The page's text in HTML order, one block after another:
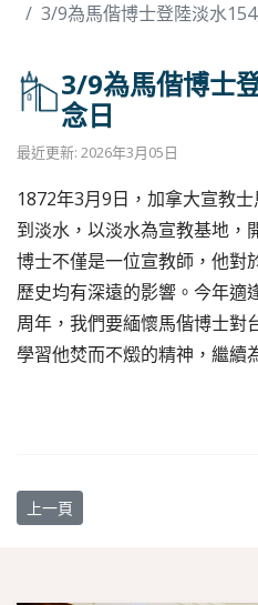
3/9為馬偕博士登陸淡水
3/9為馬偕博士
念日
最近更新: 2026年3月05日
1872年3月9日，加拿大宣教
到淡水，以淡水為宣教基地，
博士不僅是一位宣教師，他對
歷史均有深遠的影響。今年適
周年，我們要緬懷馬偕博士對
學習他焚而不燬的精神，繼續
上一篇文章: 2026年基督教平安
上一頁